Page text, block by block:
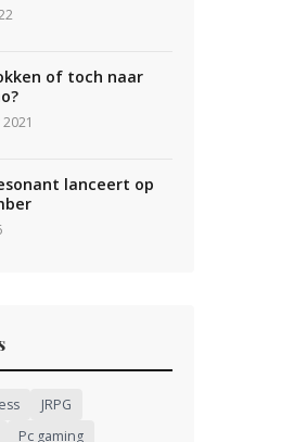
of toch naar
lanceert op
JRPG
Pc gaming